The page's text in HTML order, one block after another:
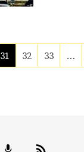
31 32 33 …